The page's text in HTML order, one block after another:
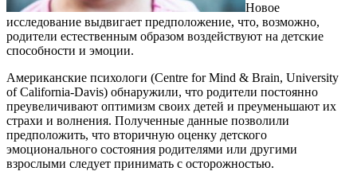
Новое
исследование выдвигает предположение, что, возможно,
родители естественным образом воздействуют на детские
способности и эмоции.
Американские психологи (Centre for Mind & Brain, University
of California-Davis) обнаружили, что родители постоянно
преувеличивают оптимизм своих детей и преуменьшают их
страхи и волнения. Полученные данные позволили
предположить, что вторичную оценку детского
эмоционального состояния родителями или другими
взрослыми следует принимать с осторожностью.